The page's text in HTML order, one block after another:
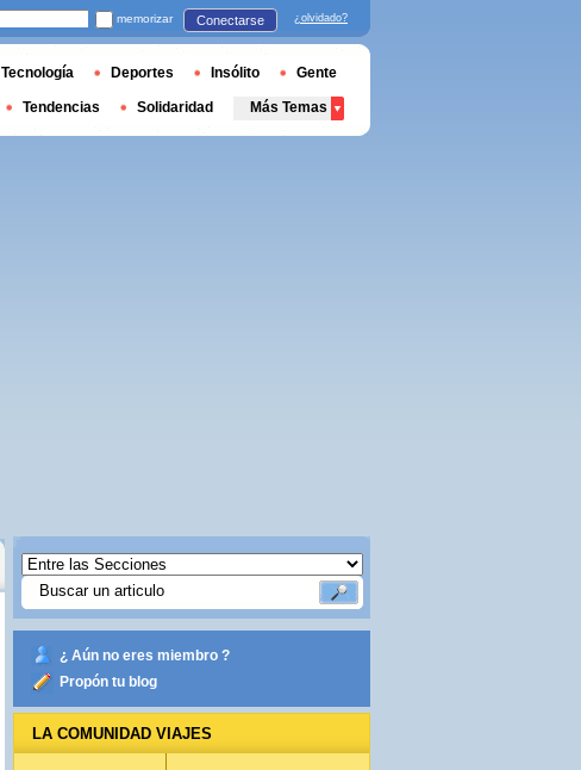
¿ Aún no eres miembro ?
Propón tu blog
LA COMUNIDAD VIAJES
memorizar Conectarse ¿olvidado?
Tecnología Deportes Insólito Gente
Tendencias Solidaridad Más Temas